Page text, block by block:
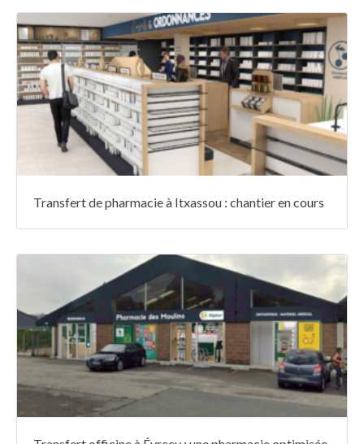
Transfert de pharmacie à Itxassou : chantier en cours